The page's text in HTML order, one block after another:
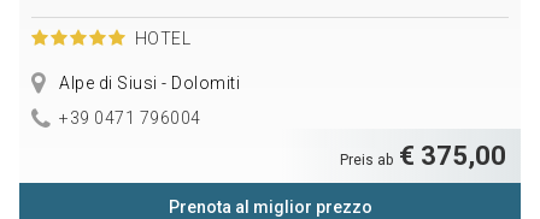
HOTEL
Alpe di Siusi - Dolomiti
+39 0471 796004
Preis ab € 375,00
Prenota al miglior prezzo